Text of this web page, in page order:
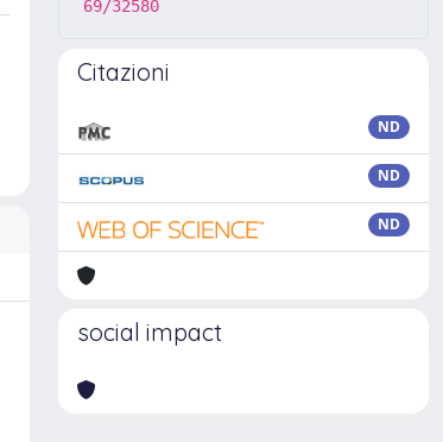
69/32580
Citazioni
ND
ND
ND
social impact